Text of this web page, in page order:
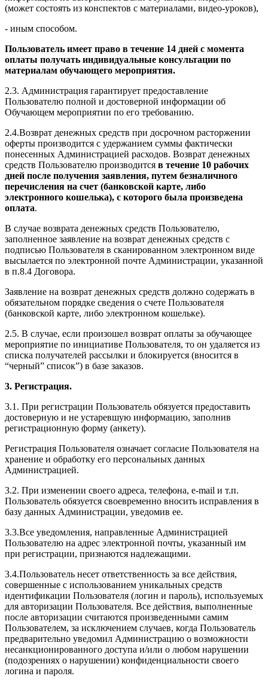
(может состоять из конспектов с материалами, видео-уроков),
- иным способом.
Пользователь имеет право в течение 14 дней с момента
оплаты получать индивидуальные консультации по
материалам обучающего мероприятия.
2.3. Администрация гарантирует предоставление
Пользователю полной и достоверной информации об
Обучающем мероприятии по его требованию.
2.4.Возврат денежных средств при досрочном расторжении
оферты производится с удержанием суммы фактически
понесенных Администрацией расходов. Возврат денежных
средств Пользователю производится в течение 10 рабочих
дней после получения заявления, путем безналичного
перечисления на счет (банковской карте, либо
электронного кошелька), с которого была произведена
оплата.
В случае возврата денежных средств Пользователю,
заполненное заявление на возврат денежных средств с
подписью Пользователя в сканированном электронном виде
высылается по электронной почте Администрации, указанной
в п.8.4 Договора.
Заявление на возврат денежных средств должно содержать в
обязательном порядке сведения о счете Пользователя
(банковской карте, либо электронном кошельке).
2.5. В случае, если произошел возврат оплаты за обучающее
мероприятие по инициативе Пользователя, то он удаляется из
списка получателей рассылки и блокируется (вносится в
“черный” список”) в базе заказов.
3. Регистрация.
3.1. При регистрации Пользователь обязуется предоставить
достоверную и не устаревшую информацию, заполнив
регистрационную форму (анкету).
Регистрация Пользователя означает согласие Пользователя на
хранение и обработку его персональных данных
Администрацией.
3.2. При изменении своего адреса, телефона, e-mail и т.п.
Пользователь обязуется своевременно вносить исправления в
базу данных Администрации, уведомив ее.
3.3.Все уведомления, направленные Администрацией
Пользователю на адрес электронной почты, указанный им
при регистрации, признаются надлежащими.
3.4.Пользователь несет ответственность за все действия,
совершенные с использованием уникальных средств
идентификации Пользователя (логин и пароль), используемых
для авторизации Пользователя. Все действия, выполненные
после авторизации считаются произведенными самим
Пользователем, за исключением случаев, когда Пользователь
предварительно уведомил Администрацию о возможности
несанкционированного доступа и/или о любом нарушении
(подозрениях о нарушении) конфиденциальности своего
логина и пароля.